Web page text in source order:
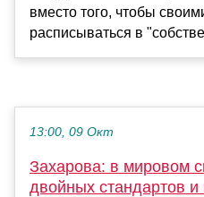
вместо того, чтобы
расписываться в
13:00, 09 Окт
Захарова: в мировом
двойных стандартов и